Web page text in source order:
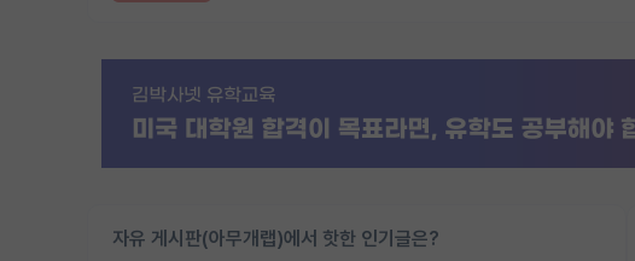
자유 게시판(아무개랩)에서 핫한 인기글은?